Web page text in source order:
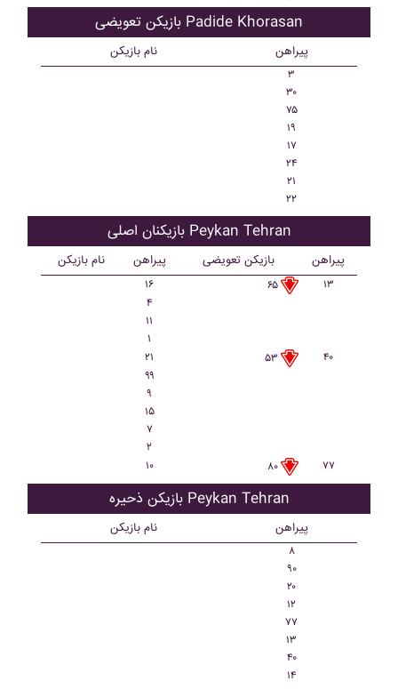
بازیکن تعویضی Padide Khorasan
نام بازیکن پیراهن
۳
۳۰
۷۵
۱۹
۱۷
۲۴
۲۱
۲۲
بازیکنان اصلی Peykan Tehran
نام بازیکن پیراهن بازیکن تعویضی پیراهن
۱۶ ۶۵
۱۳
۴
۱۱
۱
۲۱
۵۳
۴۰
۹۹
۹
۱۵
۷
۲
۱۰
۸۰ ۷۷
بازیکن ذحیره Peykan Tehran
نام بازیکن پیراهن
۸
۹۰
۲۰
۱۲
۷۷
۱۳
۴۰
۱۴